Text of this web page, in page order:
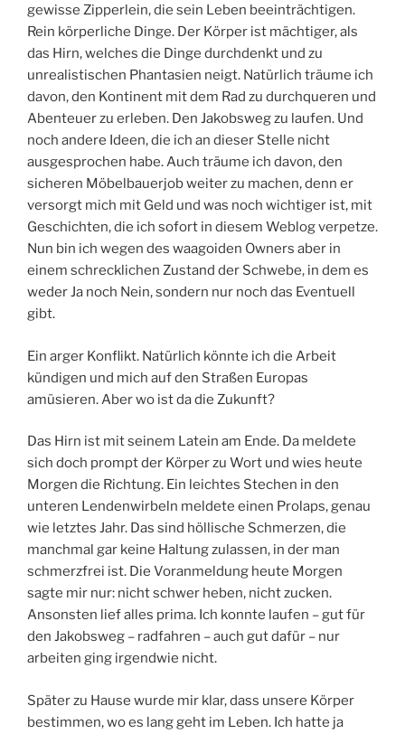
gewisse Zipperlein, die sein Leben beeinträchtigen.
Rein körperliche Dinge. Der Körper ist mächtiger, als
das Hirn, welches die Dinge durchdenkt und zu
unrealistischen Phantasien neigt. Natürlich träume ich
davon, den Kontinent mit dem Rad zu durchqueren und
Abenteuer zu erleben. Den Jakobsweg zu laufen. Und
noch andere Ideen, die ich an dieser Stelle nicht
ausgesprochen habe. Auch träume ich davon, den
sicheren Möbelbauerjob weiter zu machen, denn er
versorgt mich mit Geld und was noch wichtiger ist, mit
Geschichten, die ich sofort in diesem Weblog verpetze.
Nun bin ich wegen des waagoiden Owners aber in
einem schrecklichen Zustand der Schwebe, in dem es
weder Ja noch Nein, sondern nur noch das Eventuell
gibt.
Ein arger Konflikt. Natürlich könnte ich die Arbeit
kündigen und mich auf den Straßen Europas
amüsieren. Aber wo ist da die Zukunft?
Das Hirn ist mit seinem Latein am Ende. Da meldete
sich doch prompt der Körper zu Wort und wies heute
Morgen die Richtung. Ein leichtes Stechen in den
unteren Lendenwirbeln meldete einen Prolaps, genau
wie letztes Jahr. Das sind höllische Schmerzen, die
manchmal gar keine Haltung zulassen, in der man
schmerzfrei ist. Die Voranmeldung heute Morgen
sagte mir nur: nicht schwer heben, nicht zucken.
Ansonsten lief alles prima. Ich konnte laufen – gut für
den Jakobsweg – radfahren – auch gut dafür – nur
arbeiten ging irgendwie nicht.
Später zu Hause wurde mir klar, dass unsere Körper
bestimmen, wo es lang geht im Leben. Ich hatte ja